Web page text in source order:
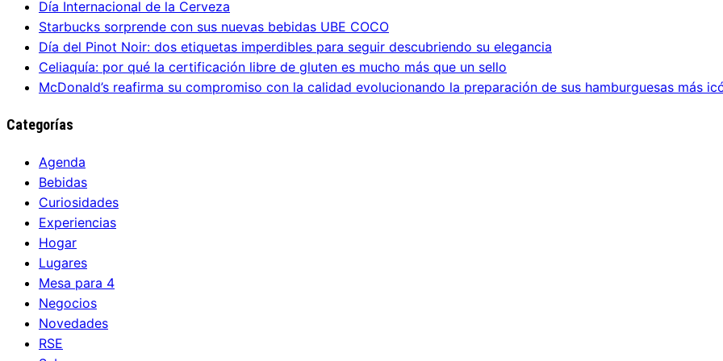
Día Internacional de la Cerveza
Starbucks sorprende con sus nuevas bebidas UBE COCO
Día del Pinot Noir: dos etiquetas imperdibles para seguir descubriendo su elegancia
Celiaquía: por qué la certificación libre de gluten es mucho más que un sello
McDonald’s reafirma su compromiso con la calidad evolucionando la preparación de sus hamburguesas más
Categorías
Agenda
Bebidas
Curiosidades
Experiencias
Hogar
Lugares
Mesa para 4
Negocios
Novedades
RSE